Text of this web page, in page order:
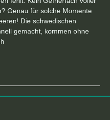
Genau für solche Momente
Die schwedischen
gemacht, kommen ohne